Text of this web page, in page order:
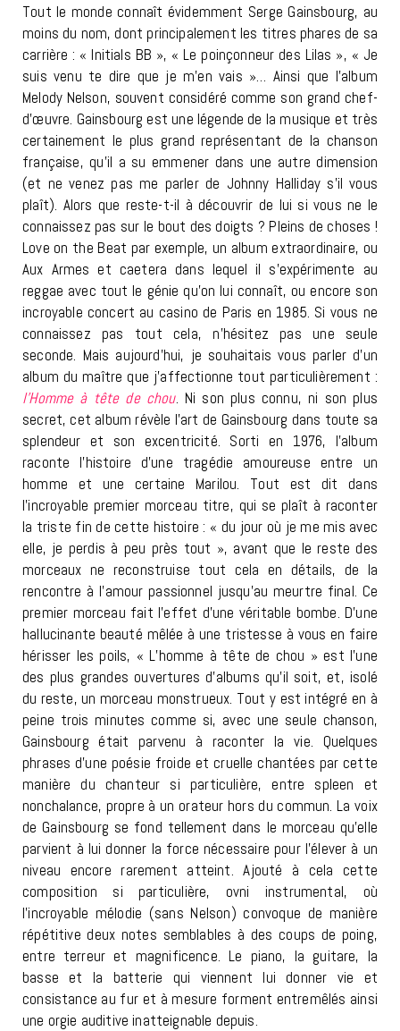
Tout le monde connaît évidemment Serge Gainsbourg, au
moins du nom, dont principalement les titres phares de sa
carrière : « Initials BB », « Le poinçonneur des Lilas », « Je
suis venu te dire que je m’en vais »… Ainsi que l’album
Melody Nelson, souvent considéré comme son grand chef-
d’œuvre. Gainsbourg est une légende de la musique et très
certainement le plus grand représentant de la chanson
française, qu’il a su emmener dans une autre dimension
(et ne venez pas me parler de Johnny Halliday s’il vous
plaît). Alors que reste-t-il à découvrir de lui si vous ne le
connaissez pas sur le bout des doigts ? Pleins de choses !
Love on the Beat par exemple, un album extraordinaire, ou
Aux Armes et caetera dans lequel il s’expérimente au
reggae avec tout le génie qu’on lui connaît, ou encore son
incroyable concert au casino de Paris en 1985. Si vous ne
connaissez pas tout cela, n’hésitez pas une seule
seconde. Mais aujourd’hui, je souhaitais vous parler d’un
album du maître que j’affectionne tout particulièrement :
l’Homme à tête de chou. Ni son plus connu, ni son plus
secret, cet album révèle l’art de Gainsbourg dans toute sa
splendeur et son excentricité. Sorti en 1976, l’album
raconte l’histoire d’une tragédie amoureuse entre un
homme et une certaine Marilou. Tout est dit dans
l’incroyable premier morceau titre, qui se plaît à raconter
la triste fin de cette histoire : « du jour où je me mis avec
elle, je perdis à peu près tout », avant que le reste des
morceaux ne reconstruise tout cela en détails, de la
rencontre à l’amour passionnel jusqu’au meurtre final. Ce
premier morceau fait l’effet d’une véritable bombe. D’une
hallucinante beauté mêlée à une tristesse à vous en faire
hérisser les poils, « L’homme à tête de chou » est l’une
des plus grandes ouvertures d’albums qu’il soit, et, isolé
du reste, un morceau monstrueux. Tout y est intégré en à
peine trois minutes comme si, avec une seule chanson,
Gainsbourg était parvenu à raconter la vie. Quelques
phrases d’une poésie froide et cruelle chantées par cette
manière du chanteur si particulière, entre spleen et
nonchalance, propre à un orateur hors du commun. La voix
de Gainsbourg se fond tellement dans le morceau qu’elle
parvient à lui donner la force nécessaire pour l’élever à un
niveau encore rarement atteint. Ajouté à cela cette
composition si particulière, ovni instrumental, où
l’incroyable mélodie (sans Nelson) convoque de manière
répétitive deux notes semblables à des coups de poing,
entre terreur et magnificence. Le piano, la guitare, la
basse et la batterie qui viennent lui donner vie et
consistance au fur et à mesure forment entremêlés ainsi
une orgie auditive inatteignable depuis.